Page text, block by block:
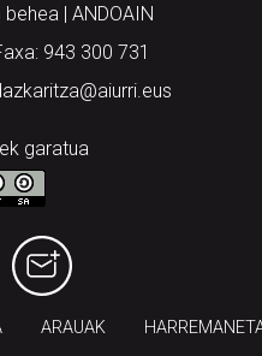
| ANDOAIN
943 300 731
garatua
ARAUAK